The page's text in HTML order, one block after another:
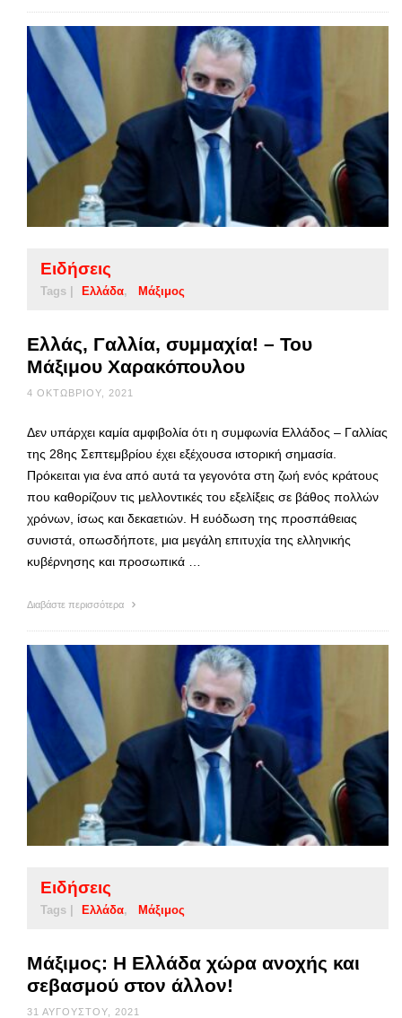
Ειδήσεις
Tags | Ελλάδα Μάξιμος
Ελλάς, Γαλλία, συμμαχία! – Του
Μάξιμου Χαρακόπουλου
4 ΟΚΤΩΒΡΊΟΥ, 2021
Δεν υπάρχει καμία αμφιβολία ότι η συμφωνία Ελλάδος – Γαλλίας
της 28ης Σεπτεμβρίου έχει εξέχουσα ιστορική σημασία.
Πρόκειται για ένα από αυτά τα γεγονότα στη ζωή ενός κράτους
που καθορίζουν τις μελλοντικές του εξελίξεις σε βάθος πολλών
χρόνων, ίσως και δεκαετιών. Η ευόδωση της προσπάθειας
συνιστά, οπωσδήποτε, μια μεγάλη επιτυχία της ελληνικής
κυβέρνησης και προσωπικά …
Διαβάστε περισσότερα
Ειδήσεις
Tags | Ελλάδα Μάξιμος
Μάξιμος: Η Ελλάδα χώρα ανοχής και
σεβασμού στον άλλον!
31 ΑΥΓΟΎΣΤΟΥ, 2021